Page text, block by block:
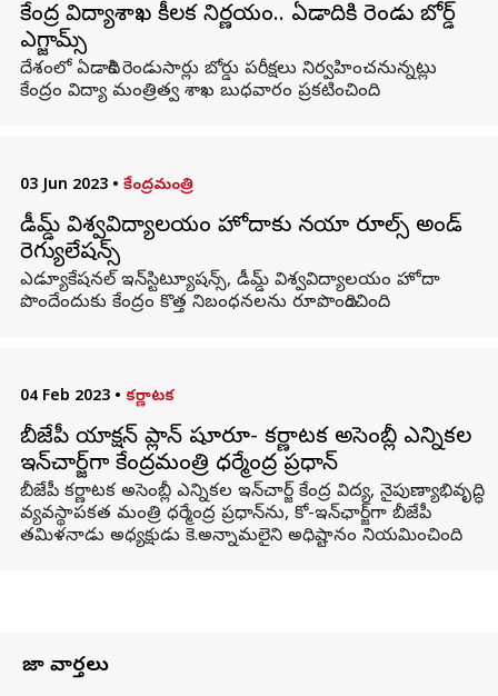
కేంద్ర విద్యాశాఖ కీలక నిర్ణయం.. ఏడాదికి రెండు బోర్డ్
ఎగ్జామ్స్
దేశంలో ఏడాదికి రెండుసార్లు బోర్డు పరీక్షలు నిర్వహించనున్నట్లు
కేంద్రం విద్యా మంత్రిత్వ శాఖ బుధవారం ప్రకటించింది.
03 Jun 2023 • కేంద్రమంత్రి
డీమ్డ్‌ విశ్వవిద్యాలయం హోదాకు నయా రూల్స్ అండ్
రెగ్యులేషన్స్
ఎడ్యూకేషనల్ ఇన్‌స్టిట్యూషన్స్‌, డీమ్డ్‌ విశ్వవిద్యాలయం హోదా
పొందేందుకు కేంద్రం కొత్త నిబంధనలను రూపొందించింది.
04 Feb 2023 • కర్ణాటక
బీజేపీ యాక్షన్ ప్లాన్ షూరూ- కర్ణాటక అసెంబ్లీ ఎన్నికల
ఇన్‌చార్జ్‌గా కేంద్రమంత్రి ధర్మేంద్ర ప్రధాన్‌
బీజేపీ కర్ణాటక అసెంబ్లీ ఎన్నికల ఇన్‌చార్జ్ కేంద్ర విద్య, నైపుణ్యాభివృద్ధి,
వ్యవస్థాపకత మంత్రి ధర్మేంద్ర ప్రధాన్‌ను, కో-ఇన్‌ఛార్జ్‌గా బీజేపీ
తమిళనాడు అధ్యక్షుడు కె.అన్నామలైని అధిష్టానం నియమించింది.
తాజా వార్తలు